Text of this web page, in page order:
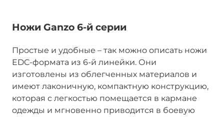
Ножи Ganzo 6-й серии
Простые и удобные – так можно описать ножи
EDC-формата из 6-й линейки. Они
изготовлены из облегченных материалов и
имеют лаконичную, компактную конструкцию,
которая с легкостью помещается в кармане
одежды и мгновенно приводится в боевую